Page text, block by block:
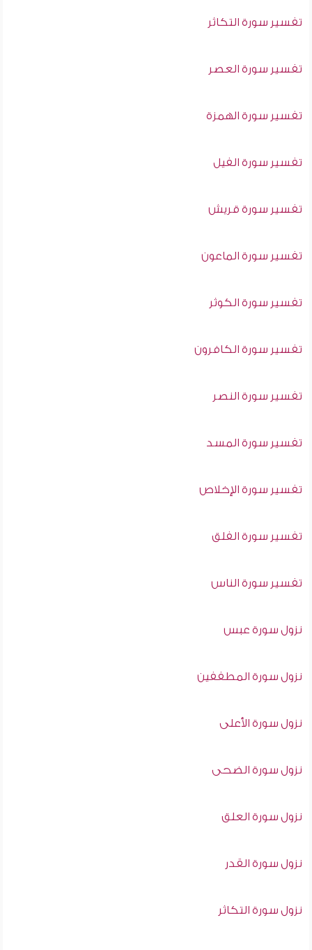
تفسير سورة التكاثر
تفسير سورة العصر
تفسير سورة الهمزة
تفسير سورة الفيل
تفسير سورة قريش
تفسير سورة الماعون
تفسير سورة الكوثر
تفسير سورة الكافرون
تفسير سورة النصر
تفسير سورة المسد
تفسير سورة الإخلاص
تفسير سورة الفلق
تفسير سورة الناس
نزول سورة عبس
نزول سورة المطففين
نزول سورة الأعلى
نزول سورة الضحى
نزول سورة العلق
نزول سورة القدر
نزول سورة التكاثر